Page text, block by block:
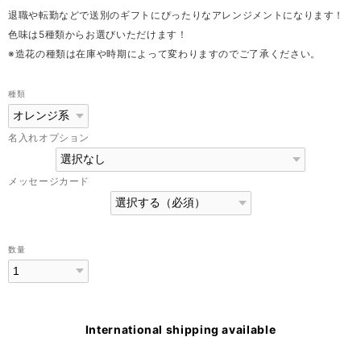
退職や転勤などで送別のギフトにぴったりなアレンジメントになります！
色味は5種類からお選びいただけます！
※造花の種類は在庫や時期によって変わりますのでご了承ください。
種類
名入れオプション
メッセージカード
数量
International shipping available